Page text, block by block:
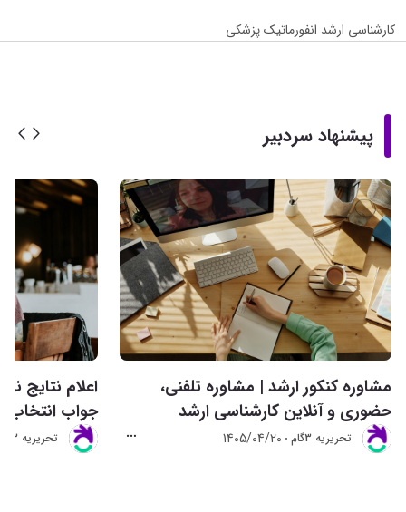
کارشناسی ارشد انفورماتیک پزشکی
پیشنهاد سردبیر
مشاوره کنکور ارشد | مشاوره تلفنی،
حضوری و آنلاین کارشناسی ارشد
تحريريه 3گام 1405/04/20
جواب انتخاب
تحريريه 3گام